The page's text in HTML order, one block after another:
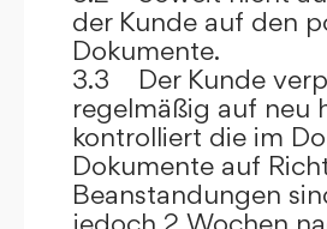
der Kunde auf den
Dokumente.
3.3 Der Kunde
regelmäßig auf neu
kontrolliert die im
Dokumente auf
Beanstandungen
jedoch 2 Wochen